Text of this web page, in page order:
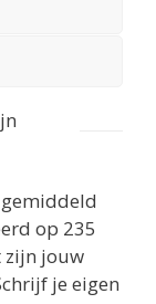
op 235
zijn jouw
je eigen